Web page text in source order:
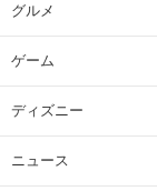
グルメ
ゲーム
ディズニー
ニュース